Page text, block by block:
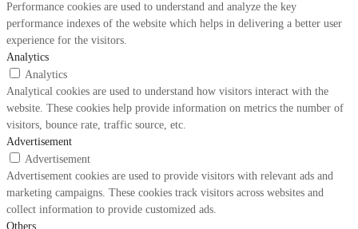
Performance cookies are used to understand and analyze the key
performance indexes of the website which helps in delivering a better user
experience for the visitors.
Analytics
Analytics
Analytical cookies are used to understand how visitors interact with the
website. These cookies help provide information on metrics the number of
visitors, bounce rate, traffic source, etc.
Advertisement
Advertisement
Advertisement cookies are used to provide visitors with relevant ads and
marketing campaigns. These cookies track visitors across websites and
collect information to provide customized ads.
Others